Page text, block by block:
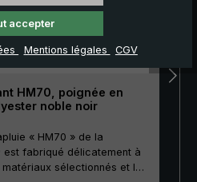
HM70, poignée en
noble noir
« HM70 » de la
fabriqué délicatement à
sélectionnés et la
accepter
Mentions légales CGV